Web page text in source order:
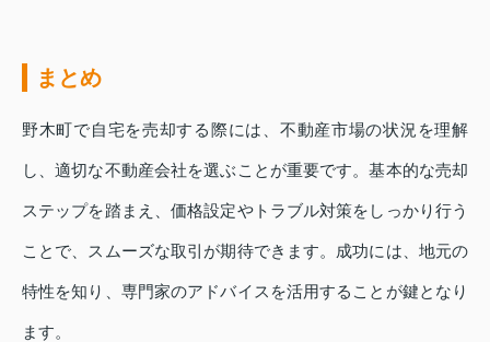
まとめ
野木町で自宅を売却する際には、不動産市場の状況を理解
し、適切な不動産会社を選ぶことが重要です。基本的な売却
ステップを踏まえ、価格設定やトラブル対策をしっかり行う
ことで、スムーズな取引が期待できます。成功には、地元の
特性を知り、専門家のアドバイスを活用することが鍵となり
ます。